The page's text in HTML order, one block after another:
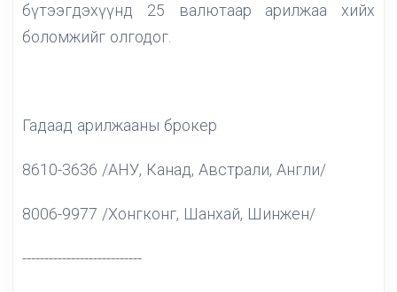
бүтээгдэхүүнд 25 валютаар арилжаа хийх
боломжийг олгодог.
Гадаад арилжааны брокер
8610-3636 /АНУ, Канад, Австрали, Англи/
8006-9977 /Хонгконг, Шанхай, Шинжен/
---------------------------